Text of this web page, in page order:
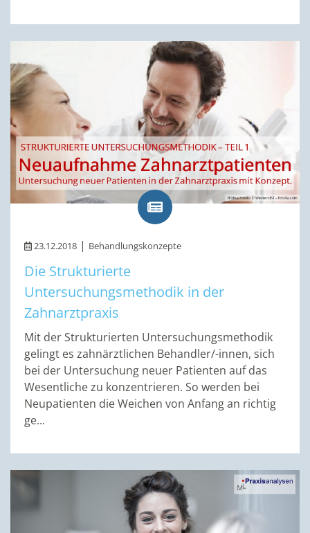
23.12.2018 | Behandlungskonzepte
Die Strukturierte
Untersuchungsmethodik in der
Zahnarztpraxis
Mit der Strukturierten Untersuchungsmethodik
gelingt es zahnärztlichen Behandler/-innen, sich
bei der Untersuchung neuer Patienten auf das
Wesentliche zu konzentrieren. So werden bei
Neupatienten die Weichen von Anfang an richtig
ge...